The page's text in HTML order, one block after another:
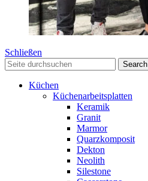
Schließen
Search
Küchen
Küchenarbeitsplatten
Keramik
Granit
Marmor
Quarzkomposit
Dekton
Neolith
Silestone